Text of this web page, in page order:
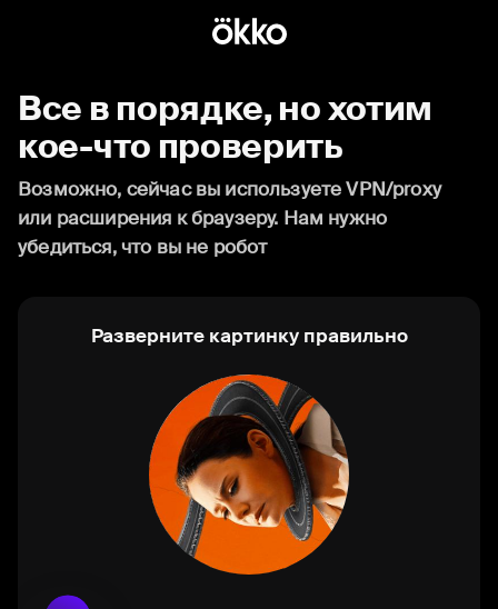
Все в порядке, но хотим
кое-что проверить
Возможно, сейчас вы используете VPN/proxy
или расширения к браузеру. Нам нужно
убедиться, что вы не робот
Разверните картинку правильно